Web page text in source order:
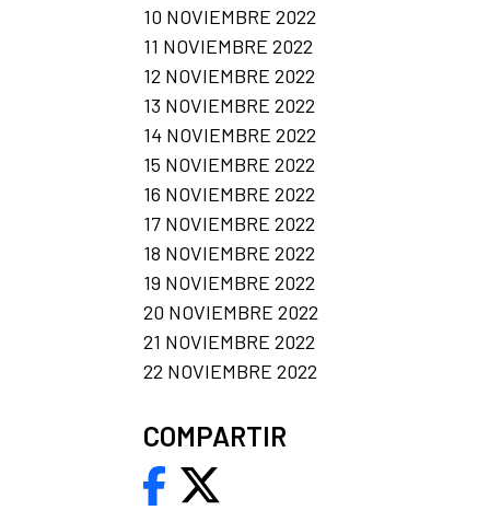
10 NOVIEMBRE 2022
11 NOVIEMBRE 2022
12 NOVIEMBRE 2022
13 NOVIEMBRE 2022
14 NOVIEMBRE 2022
15 NOVIEMBRE 2022
16 NOVIEMBRE 2022
17 NOVIEMBRE 2022
18 NOVIEMBRE 2022
19 NOVIEMBRE 2022
20 NOVIEMBRE 2022
21 NOVIEMBRE 2022
22 NOVIEMBRE 2022
COMPARTIR